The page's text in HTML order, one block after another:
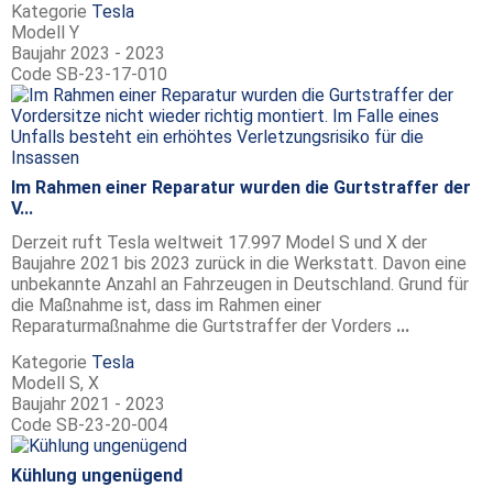
Kategorie Tesla
Modell Y
Baujahr 2023 - 2023
Code SB-23-17-010
Im Rahmen einer Reparatur wurden die Gurtstraffer der
V...
Derzeit ruft Tesla weltweit 17.997 Model S und X der
Baujahre 2021 bis 2023 zurück in die Werkstatt. Davon eine
unbekannte Anzahl an Fahrzeugen in Deutschland. Grund für
die Maßnahme ist, dass im Rahmen einer
Reparaturmaßnahme die Gurtstraffer der Vorders ...
Kategorie Tesla
Modell S, X
Baujahr 2021 - 2023
Code SB-23-20-004
Kühlung ungenügend